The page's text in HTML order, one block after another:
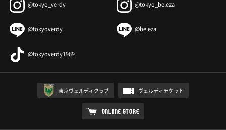
@tokyo_verdy @tokyo_beleza
@tokyoverdy @beleza
@tokyoverdy1969
東京ヴェルディクラブ ヴェルディチケット
ONLINE STORE